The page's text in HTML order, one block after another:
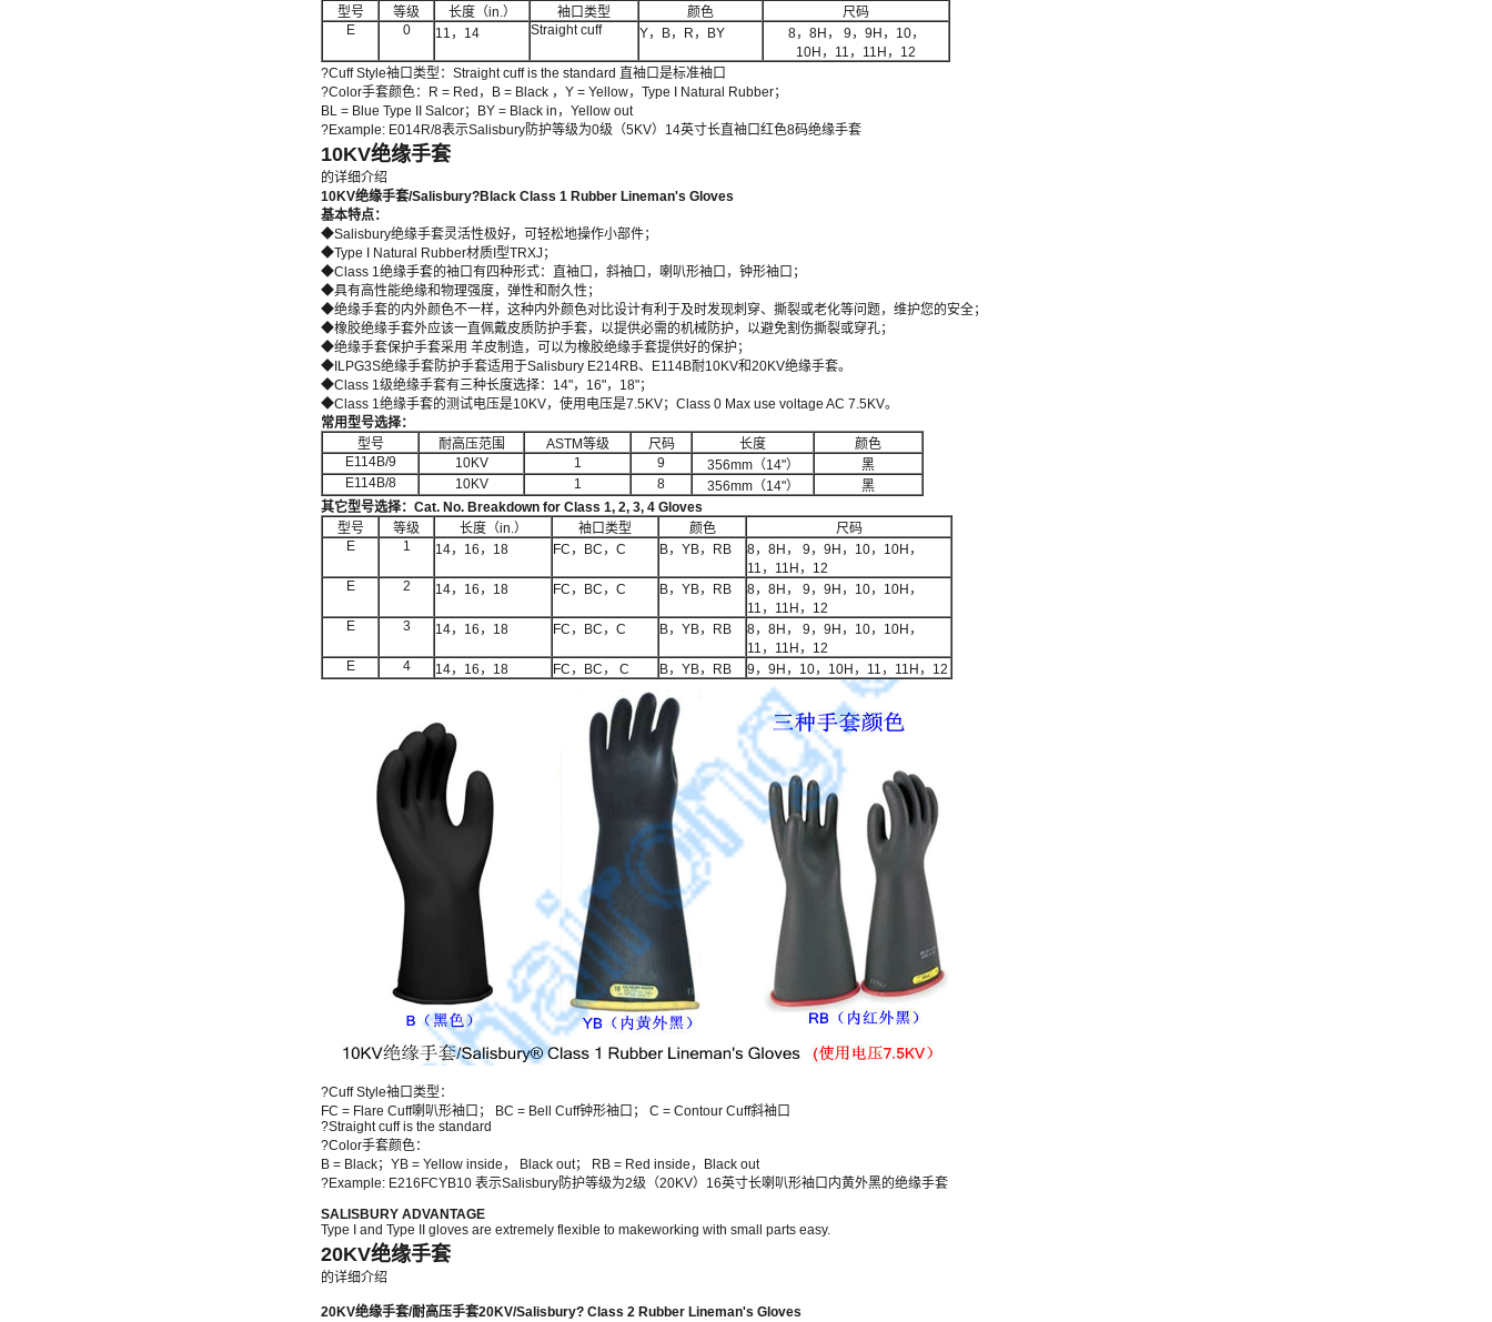
型号
等级 长度（in.） 袖口类型 颜色
尺码
E
0 11，14 Straight cuff Y，B，R，BY
8，8H， 9，9H，10，
10H，11，11H，12
?Cuff Style袖口类型：Straight cuff is the standard 直袖口是标准袖口
?Color手套颜色：R = Red，B = Black ，Y = Yellow，Type I Natural Rubber；
BL = Blue Type II Salcor；BY = Black in，Yellow out
?Example: E014R/8表示Salisbury防护等级为0级（5KV）14英寸长直袖口红色8码绝缘手套
10KV绝缘手套
的详细介绍
10KV绝缘手套/Salisbury?Black Class 1 Rubber Lineman's Gloves
基本特点：
◆Salisbury绝缘手套灵活性极好，可轻松地操作小部件；
◆Type I Natural Rubber材质I型TRXJ；
◆Class 1绝缘手套的袖口有四种形式：直袖口，斜袖口，喇叭形袖口，钟形袖口；
◆具有高性能绝缘和物理强度，弹性和耐久性；
◆绝缘手套的内外颜色不一样，这种内外颜色对比设计有利于及时发现刺穿、撕裂或老化等问题，维护您的安全；
◆橡胶绝缘手套外应该一直佩戴皮质防护手套，以提供必需的机械防护，以避免割伤撕裂或穿孔；
◆绝缘手套保护手套采用 羊皮制造，可以为橡胶绝缘手套提供好的保护；
◆ILPG3S绝缘手套防护手套适用于Salisbury E214RB、E114B耐10KV和20KV绝缘手套。
◆Class 1级绝缘手套有三种长度选择：14"，16"，18"；
◆Class 1绝缘手套的测试电压是10KV，使用电压是7.5KV；Class 0 Max use voltage AC 7.5KV。
常用型号选择：
型号
耐高压范围 ASTM等级 尺码 长度
颜色
E114B/9
10KV 1 9 356mm（14"）
黑
E114B/8
10KV 1 8 356mm（14"）
黑
其它型号选择： Cat. No. Breakdown for Class 1, 2, 3, 4 Gloves
型号
等级 长度（in.） 袖口类型 颜色
尺码
E
1 14，16，18 FC，BC，C B，YB，RB
8，8H， 9，9H，10，10H，
11，11H，12
E
2 14，16，18 FC，BC，C B，YB，RB
8，8H， 9，9H，10，10H，
11，11H，12
E
3 14，16，18 FC，BC，C B，YB，RB
8，8H， 9，9H，10，10H，
11，11H，12
E
4 14，16，18 FC，BC， C B，YB，RB 9，9H，10，10H，11，11H，12
?Cuff Style袖口类型：
FC = Flare Cuff喇叭形袖口； BC = Bell Cuff钟形袖口； C = Contour Cuff斜袖口
?Straight cuff is the standard
?Color手套颜色：
B = Black；YB = Yellow inside， Black out； RB = Red inside，Black out
?Example: E216FCYB10 表示Salisbury防护等级为2级（20KV）16英寸长喇叭形袖口内黄外黑的绝缘手套
SALISBURY ADVANTAGE
Type I and Type II gloves are extremely flexible to makeworking with small parts easy.
20KV绝缘手套
的详细介绍
20KV绝缘手套/耐高压手套20KV/Salisbury? Class 2 Rubber Lineman's Gloves